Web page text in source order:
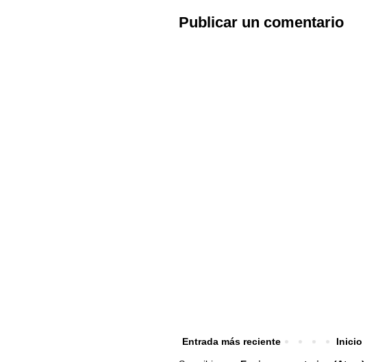
Publicar un comentario
Entrada más reciente Inicio